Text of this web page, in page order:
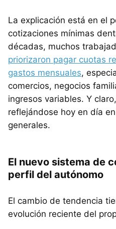
La explicación está en el
cotizaciones mínimas
décadas, muchos
priorizaron pagar cuotas
gastos mensuales,
comercios, negocios
ingresos variables. Y
reflejándose hoy en día
generales.
El nuevo sistema de
perfil del autónomo
El cambio de tendencia
evolución reciente del